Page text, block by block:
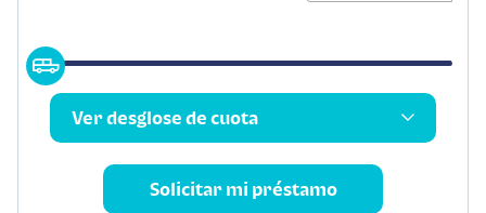
Ver desglose de cuota
Solicitar mi préstamo